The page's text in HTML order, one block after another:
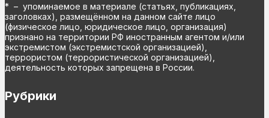
* – упоминаемое в материале (статьях, публикациях,
заголовках), размещённом на данном сайте лицо
(физическое лицо, юридическое лицо, организация)
признано на территории РФ иностранным агентом и/или
экстремистом (экстремистской организацией),
террористом (террористической организацией),
деятельность которых запрещена в России.
Рубрики